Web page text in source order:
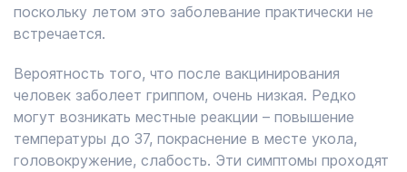
поскольку летом это заболевание практически не
встречается.
Вероятность того, что после вакцинирования
человек заболеет гриппом, очень низкая. Редко
могут возникать местные реакции – повышение
температуры до 37, покраснение в месте укола,
головокружение, слабость. Эти симптомы проходят